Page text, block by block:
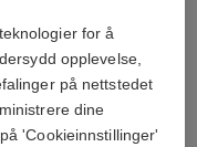
karat
være forskjellige**
for å
opplevelse,
på nettstedet
dine
'Cookieinnstillinger'